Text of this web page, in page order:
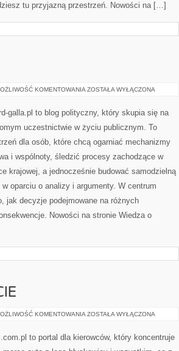
tu przyjazną przestrzeń. Nowości na […]
KOMENTOWANIA PARTIE
ZOSTAŁA WYŁĄCZONA
galla.pl to blog polityczny, który skupia się na
uczestnictwie w życiu publicznym. To
dla osób, które chcą ogarniać mechanizmy
i wspólnoty, śledzić procesy zachodzące w
krajowej, a jednocześnie budować samodzielną
w oparciu o analizy i argumenty. W centrum
jak decyzje podejmowane na różnych
Nowości na stronie Wiedza o
KOMENTOWANIA OPEL
ZOSTAŁA WYŁĄCZONA
to portal dla kierowców, który koncentruje